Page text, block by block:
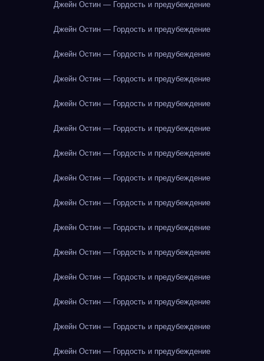
Джейн Остин — Гордость и предубеждение
Джейн Остин — Гордость и предубеждение
Джейн Остин — Гордость и предубеждение
Джейн Остин — Гордость и предубеждение
Джейн Остин — Гордость и предубеждение
Джейн Остин — Гордость и предубеждение
Джейн Остин — Гордость и предубеждение
Джейн Остин — Гордость и предубеждение
Джейн Остин — Гордость и предубеждение
Джейн Остин — Гордость и предубеждение
Джейн Остин — Гордость и предубеждение
Джейн Остин — Гордость и предубеждение
Джейн Остин — Гордость и предубеждение
Джейн Остин — Гордость и предубеждение
Джейн Остин — Гордость и предубеждение